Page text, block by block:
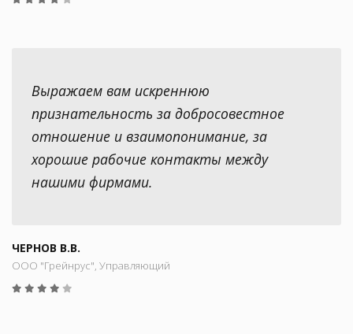
Выражаем вам искреннюю
признательность за добросовестное
отношение и взаимопонимание, за
хорошие рабочие контакты между
нашими фирмами.
ЧЕРНОВ В.В.
ООО "Грейнрус", Управляющий